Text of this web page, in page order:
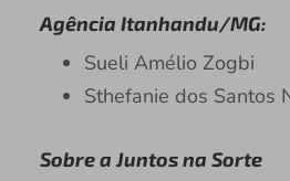
Agência Itanhandu/MG:
Sueli Amélio Zogbi
Sthefanie dos Santos
Sobre a Juntos na Sorte